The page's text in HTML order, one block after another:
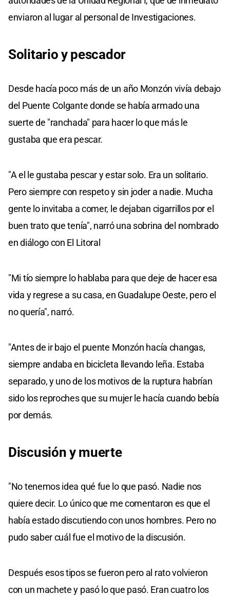
enviaron al lugar al personal de Investigaciones.
Solitario y pescador
Desde hacía poco más de un año Monzón vivía debajo
del Puente Colgante donde se había armado una
suerte de "ranchada" para hacer lo que más le
gustaba que era pescar.
"A el le gustaba pescar y estar solo. Era un solitario.
Pero siempre con respeto y sin joder a nadie. Mucha
gente lo invitaba a comer, le dejaban cigarrillos por el
buen trato que tenía", narró una sobrina del nombrado
en diálogo con El Litoral
"Mi tío siempre lo hablaba para que deje de hacer esa
vida y regrese a su casa, en Guadalupe Oeste, pero el
no quería", narró.
"Antes de ir bajo el puente Monzón hacía changas,
siempre andaba en bicicleta llevando leña. Estaba
separado, y uno de los motivos de la ruptura habrían
sido los reproches que su mujer le hacía cuando bebía
por demás.
Discusión y muerte
"No tenemos idea qué fue lo que pasó. Nadie nos
quiere decir. Lo único que me comentaron es que el
había estado discutiendo con unos hombres. Pero no
pudo saber cuál fue el motivo de la discusión.
Después esos tipos se fueron pero al rato volvieron
con un machete y pasó lo que pasó. Eran cuatro los